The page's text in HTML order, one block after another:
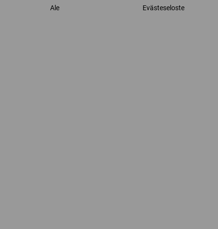
Ale
Evästeseloste